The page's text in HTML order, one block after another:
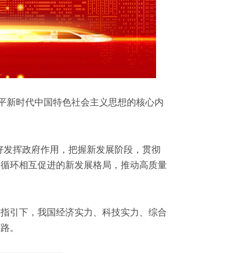
新时代中国特色社会主义思想的核心内
挥政府作用，把握新发展阶段，贯彻
环相互促进的新发展格局，推动高质量
引下，我国经济实力、科技实力、综合
。